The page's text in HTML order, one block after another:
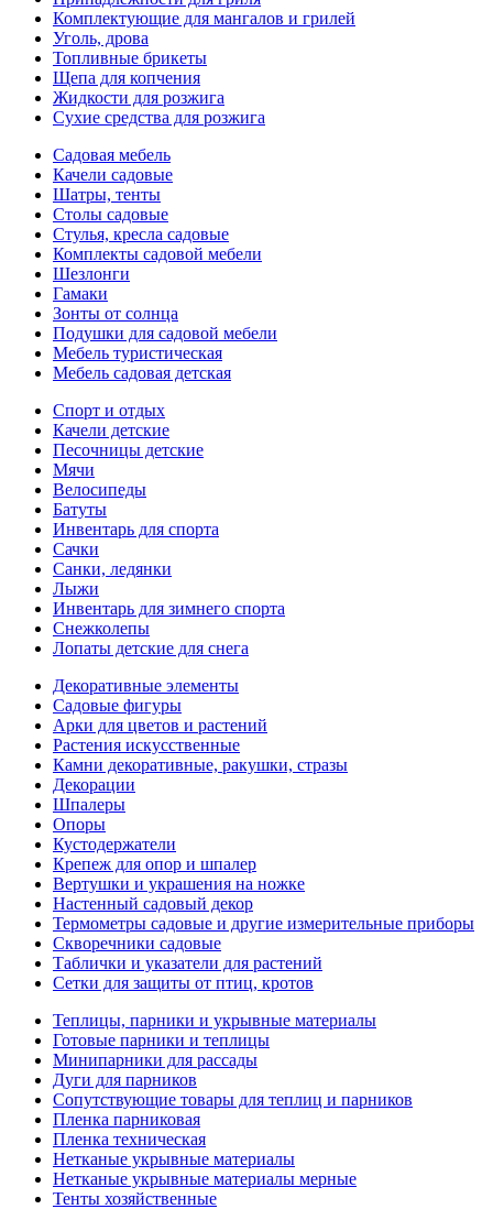
Комплектующие для мангалов и грилей
Уголь, дрова
Топливные брикеты
Щепа для копчения
Жидкости для розжига
Сухие средства для розжига
Садовая мебель
Качели садовые
Шатры, тенты
Столы садовые
Стулья, кресла садовые
Комплекты садовой мебели
Шезлонги
Гамаки
Зонты от солнца
Подушки для садовой мебели
Мебель туристическая
Мебель садовая детская
Спорт и отдых
Качели детские
Песочницы детские
Мячи
Велосипеды
Батуты
Инвентарь для спорта
Сачки
Санки, ледянки
Лыжи
Инвентарь для зимнего спорта
Снежколепы
Лопаты детские для снега
Декоративные элементы
Садовые фигуры
Арки для цветов и растений
Растения искусственные
Камни декоративные, ракушки, стразы
Декорации
Шпалеры
Опоры
Кустодержатели
Крепеж для опор и шпалер
Вертушки и украшения на ножке
Настенный садовый декор
Термометры садовые и другие измерительные приборы
Скворечники садовые
Таблички и указатели для растений
Сетки для защиты от птиц, кротов
Теплицы, парники и укрывные материалы
Готовые парники и теплицы
Минипарники для рассады
Дуги для парников
Сопутствующие товары для теплиц и парников
Пленка парниковая
Пленка техническая
Нетканые укрывные материалы
Нетканые укрывные материалы мерные
Тенты хозяйственные